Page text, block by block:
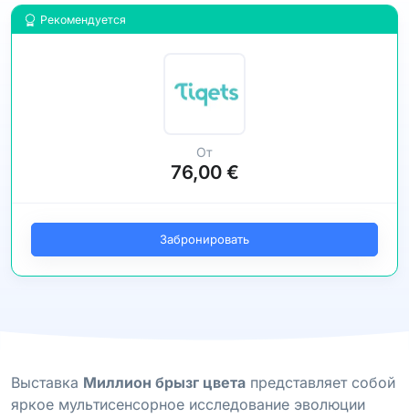
Рекомендуется
От
76,00 €
Забронировать
Выставка Миллион брызг цвета представляет собой
яркое мультисенсорное исследование эволюции